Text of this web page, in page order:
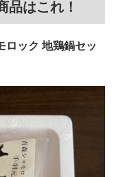
品はこれ！
ロック 地鶏鍋セッ